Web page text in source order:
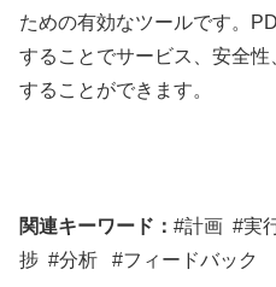
ための有効なツールです。
することでサービス、安全
することができます。
関連キーワード： #計画 #実
捗 #分析 #フィードバック